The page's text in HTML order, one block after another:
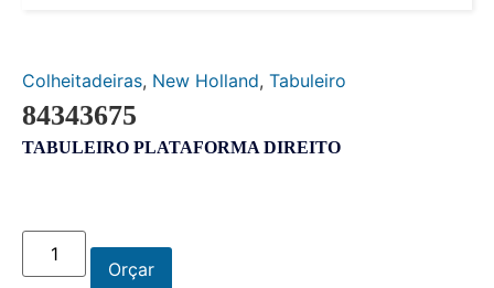
Colheitadeiras, New Holland, Tabuleiro
84343675
TABULEIRO PLATAFORMA DIREITO
Orçar